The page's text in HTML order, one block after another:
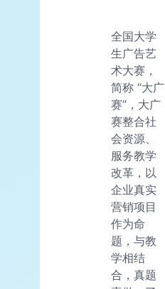
全国大学
生广告艺
术大赛，
简称 “大广
赛”，大广
赛整合社
会资源、
服务教学
改革，以
企业真实
营销项目
作为命
题，与教
学相结
合，真题